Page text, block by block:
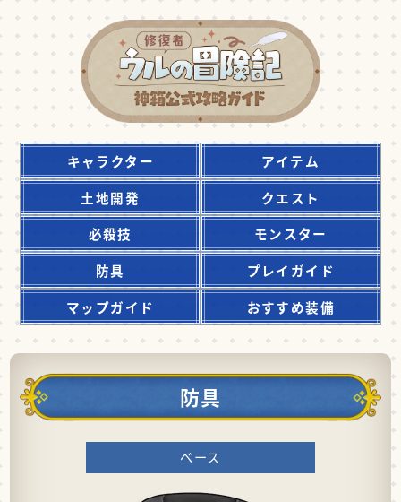
キャラクター
アイテム
土地開発
クエスト
必殺技
モンスター
防具
プレイガイド
マップガイド
おすすめ装備
防具
ベース